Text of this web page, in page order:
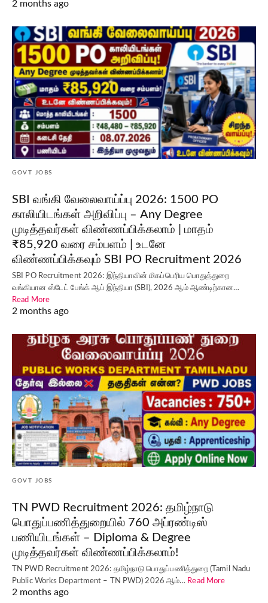
2 months ago
GOVT JOBS
SBI வங்கி வேலைவாய்ப்பு 2026: 1500 PO
காலியிடங்கள் அறிவிப்பு – Any Degree
முடித்தவர்கள் விண்ணப்பிக்கலாம் | மாதம்
₹85,920 வரை சம்பளம் | உடனே
விண்ணப்பிக்கவும் SBI PO Recruitment 2026
SBI PO Recruitment 2026: இந்தியாவின் மிகப்பெரிய பொதுத்துறை
வங்கியான ஸ்டேட் பேங்க் ஆப் இந்தியா (SBI), 2026 ஆம் ஆண்டிற்கான…
Read More
2 months ago
GOVT JOBS
TN PWD Recruitment 2026: தமிழ்நாடு
பொதுப்பணித்துறையில் 760 அப்ரண்டிஸ்
பணியிடங்கள் – Diploma & Degree
முடித்தவர்கள் விண்ணப்பிக்கலாம்!
TN PWD Recruitment 2026: தமிழ்நாடு பொதுப்பணித்துறை (Tamil Nadu
Public Works Department – TN PWD) 2026 ஆம்… Read More
2 months ago